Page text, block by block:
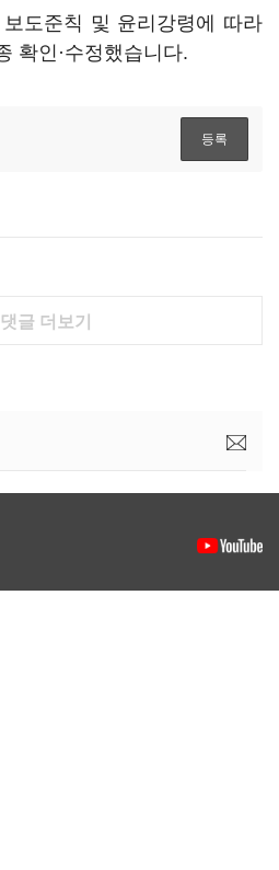
도준칙 및 윤리강령에 따라
확인·수정했습니다.
댓글 더보기